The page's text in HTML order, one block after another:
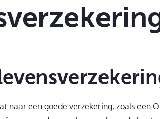
verplicht
naar een goede verzekering, zoals een